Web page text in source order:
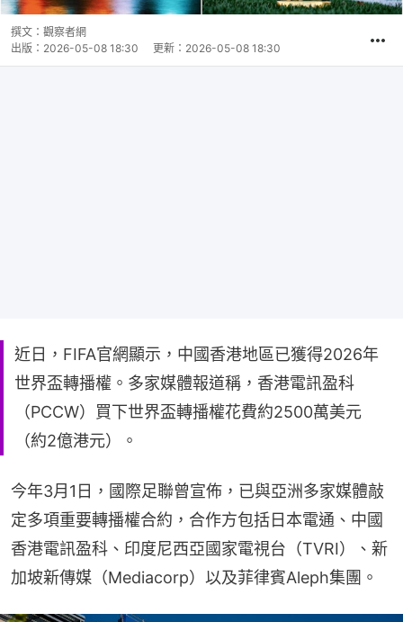
撰文： 觀察者網
出版： 2026-05-08 18:30 更新： 2026-05-08 18:30
近日，FIFA官網顯示，中國香港地區已獲得2026年
世界盃轉播權。多家媒體報道稱，香港電訊盈科
（PCCW）買下世界盃轉播權花費約2500萬美元
（約2億港元）。
今年3月1日，國際足聯曾宣佈，已與亞洲多家媒體敲
定多項重要轉播權合約，合作方包括日本電通、中國
香港電訊盈科、印度尼西亞國家電視台（TVRI）、新
加坡新傳媒（Mediacorp）以及菲律賓Aleph集團。